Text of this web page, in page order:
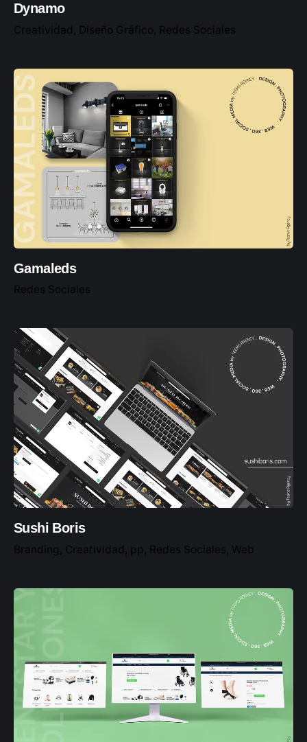
Dynamo
Creatividad Diseño Gráfico Redes Sociales
Gamaleds
Redes Sociales
Sushi Boris
Branding Creatividad pp Redes Sociales Web